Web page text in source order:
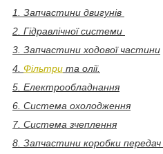
1. Запчастини двигунів
2. Гідравлічної системи
3. Запчастини ходової частини
4. Фільтри та олії.
5. Електрообладнання
6. Система охолодження
7. Система зчеплення
8. Запчастини коробки передач